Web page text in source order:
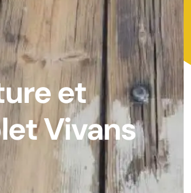
et
Vivans